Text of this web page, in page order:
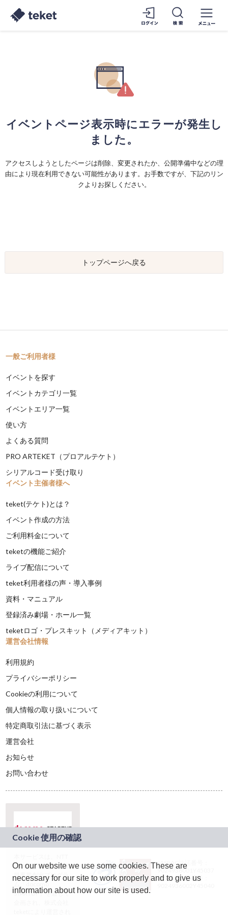
イベントページ表示時にエラーが発生し
ました。
アクセスしようとしたページは削除、変更されたか、公開準備中などの理
由により現在利用できない可能性があります。お手数ですが、下記のリン
クよりお探しください。
トップページへ戻る
一般ご利用者様
イベントを探す
イベントカテゴリ一覧
イベントエリア一覧
使い方
よくある質問
PRO ARTEKET（プロアルテケト）
シリアルコード受け取り
イベント主催者様へ
teket(テケト)とは？
イベント作成の方法
ご利用料金について
teketの機能ご紹介
ライブ配信について
teket利用者様の声・導入事例
資料・マニュアル
登録済み劇場・ホール一覧
teketロゴ・プレスキット（メディアキット）
運営会社情報
利用規約
プライバシーポリシー
Cookieの利用について
個人情報の取り扱いについて
特定商取引法に基づく表示
運営会社
お知らせ
お問い合わせ
ドコモグループの新
規事業創出プログラ
ム「docomo
STARTUP」を通じて
JASRAC許諾番号：
9024936001Y45037
JASRAC許諾番号：
On our website we use some cookies. These are
necessary for our site to work properly and to give us
information about how our site is used.